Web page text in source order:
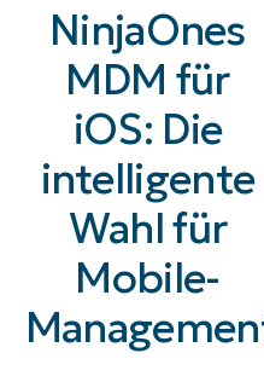
NinjaOnes
MDM für
iOS: Die
intelligente
Wahl für
Mobile-